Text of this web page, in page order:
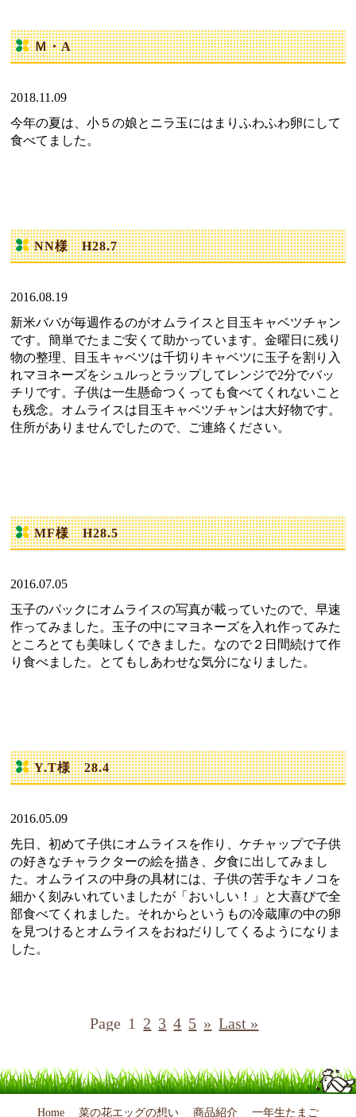
Ｍ・A
2018.11.09
今年の夏は、小５の娘とニラ玉にはまりふわふわ卵にして
食べてました。
NN様 H28.7
2016.08.19
新米ババが毎週作るのがオムライスと目玉キャベツチャン
です。簡単でたまご安くて助かっています。金曜日に残り
物の整理、目玉キャベツは千切りキャベツに玉子を割り入
れマヨネーズをシュルっとラップしてレンジで2分でバッ
チリです。子供は一生懸命つくっても食べてくれないこと
も残念。オムライスは目玉キャベツチャンは大好物です。
住所がありませんでしたので、ご連絡ください。
MF様 H28.5
2016.07.05
玉子のパックにオムライスの写真が載っていたので、早速
作ってみました。玉子の中にマヨネーズを入れ作ってみた
ところとても美味しくできました。なので２日間続けて作
り食べました。とてもしあわせな気分になりました。
Y.T様 28.4
2016.05.09
先日、初めて子供にオムライスを作り、ケチャップで子供
の好きなチャラクターの絵を描き、夕食に出してみまし
た。オムライスの中身の具材には、子供の苦手なキノコを
細かく刻みいれていましたが「おいしい！」と大喜びで全
部食べてくれました。それからというもの冷蔵庫の中の卵
を見つけるとオムライスをおねだりしてくるようになりま
した。
Page 1 2 3 4 5 » Last »
Home 菜の花エッグの想い 商品紹介 一年生たまご